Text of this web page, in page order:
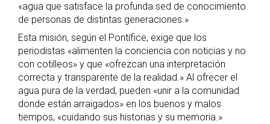
«agua que satisface la profunda sed de conocimiento
de personas de distintas generaciones.»
Esta misión, según el Pontífice, exige que los
periodistas «alimenten la conciencia con noticias y no
con cotilleos» y que «ofrezcan una interpretación
correcta y transparente de la realidad.» Al ofrecer el
agua pura de la verdad, pueden «unir a la comunidad
donde están arraigados» en los buenos y malos
tiempos, «cuidando sus historias y su memoria.»